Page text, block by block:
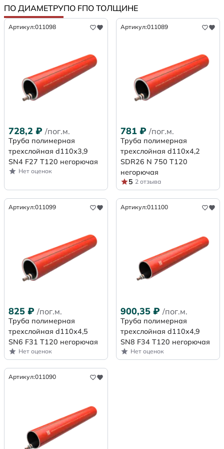
ПО ДИАМЕТРУПО FПО ТОЛЩИНЕ
Артикул:011098
728,2 ₽ /пог.м.
Труба полимерная
трехслойная d110х3,9
SN4 F27 Т120 негорючая
Нет оценок
Артикул:011089
781 ₽ /пог.м.
Труба полимерная
трехслойная d110x4,2
SDR26 N 750 Т120
негорючая
5 2 отзыва
Артикул:011099
825 ₽ /пог.м.
Труба полимерная
трехслойная d110х4,5
SN6 F31 Т120 негорючая
Нет оценок
Артикул:011100
900,35 ₽ /пог.м.
Труба полимерная
трехслойная d110х4,9
SN8 F34 Т120 негорючая
Нет оценок
Артикул:011090